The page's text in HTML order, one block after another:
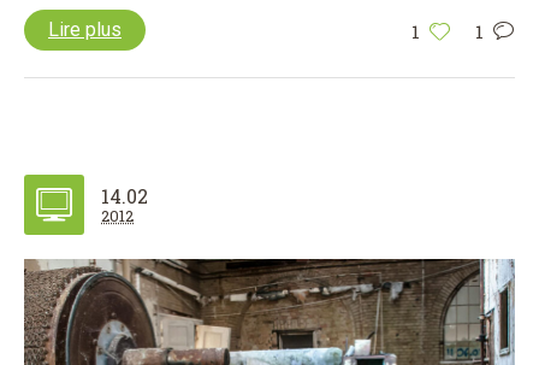
1 1
Lire plus
14.02
2012